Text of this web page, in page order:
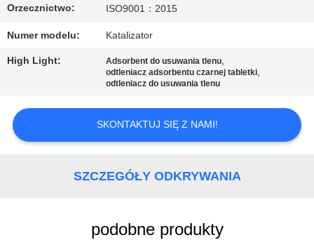
SKONTAKTUJ
SIĘ
Z
AKTUALNOŚCI
SPRAWY
Orzecznictwo: ISO9001：2015
Numer modelu: Katalizator
High Light: Adsorbent do usuwania tlenu,
odtleniacz adsorbentu czarnej tabletki,
odtleniacz do usuwania tlenu
SKONTAKTUJ SIĘ Z NAMI!
SZCZEGÓŁY ODKRYWANIA
podobne produkty